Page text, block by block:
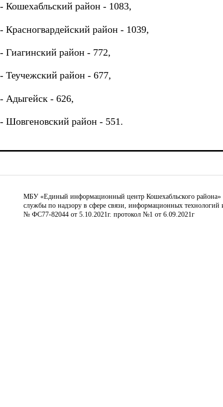
- Кошехабльский район - 1083,
- Красногвардейский район - 1039,
- Гиагинский район - 772,
- Теучежский район - 677,
- Адыгейск - 626,
- Шовгеновский район - 551.
МБУ «Единый информационный центр Кошехабльского района»
службы по надзору в сфере связи, информационных
№ ФС77-82044 от 5.10.2021г. протокол №1 от 6.09.2021г